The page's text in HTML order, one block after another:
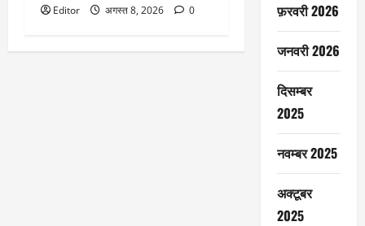
Editor अगस्त 8, 2026 0 फ़रवरी 2026
जनवरी 2026
दिसम्बर
2025
नवम्बर 2025
अक्टूबर
2025